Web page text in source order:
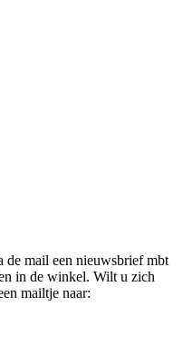
de mail een nieuwsbrief mbt
in de winkel. Wilt u zich
mailtje naar: